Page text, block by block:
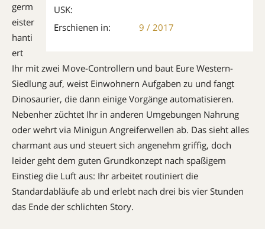
USK:
Erschienen in:
9 / 2017
germ
eister
hanti
ert
Ihr mit zwei Move-Controllern und baut Eure Western-
Siedlung auf, weist Einwohnern Aufgaben zu und fangt
Dinosaurier, die dann einige Vorgänge automatisieren.
Nebenher züchtet Ihr in anderen Umgebungen Nahrung
oder wehrt via Minigun Angreiferwellen ab. Das sieht alles
charmant aus und steuert sich angenehm griffig, doch
leider geht dem guten Grundkonzept nach spaßigem
Einstieg die Luft aus: Ihr arbeitet routiniert die
Standardabläufe ab und erlebt nach drei bis vier Stunden
das Ende der schlichten Story.